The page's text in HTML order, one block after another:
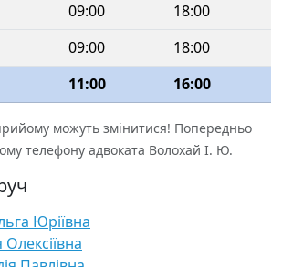
09:00
18:00
09:00
18:00
11:00 16:00
можуть змінитися! Попередньо
телефону адвоката Волохай І. Ю.
Юріївна
Олексіївна